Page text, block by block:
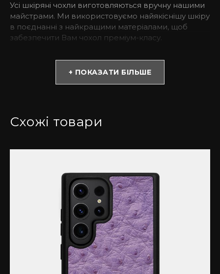
Усі шкіряні чохли виготовляються вручну нашими
майстрами. Ми використовуємо найякіснішу шкіру
в поєднанні з найкращими матеріалами, щоб
забезпечити Вам чохол преміум-класу.
* Зверніть увагу! Колір та відтінок можуть
відрізнятися залежно від налаштувань монітора
(яскравість, контраст, насиченість), а також
Чому варто обрати чохол із страусиної шкіри?
успішності і достатку. Вона не тільки красиво
міцних. Володіє низьким ступенем зношеності.
Купивши такий аксесуар, Ви можете бути
спокійними за Ваш смартфон навіть під час
випадкових падінь.
Якісні матеріали преміум-класу
Чохол ручної роботи з протиударного силікону із
софт тач покриттям, має преміум якість, міцний та
+ ПОКАЗАТИ БІЛЬШЕ
Схожі товари